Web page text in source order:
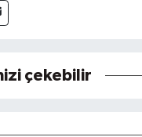
çekebilir